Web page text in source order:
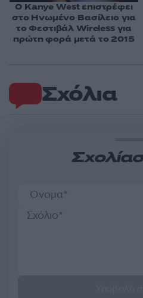
Σχόλια
Ο Kanye West επιστρέφει
στο Ηνωμένο Βασίλειο για
το Φεστιβάλ Wireless για
πρώτη φορά μετά το 2015